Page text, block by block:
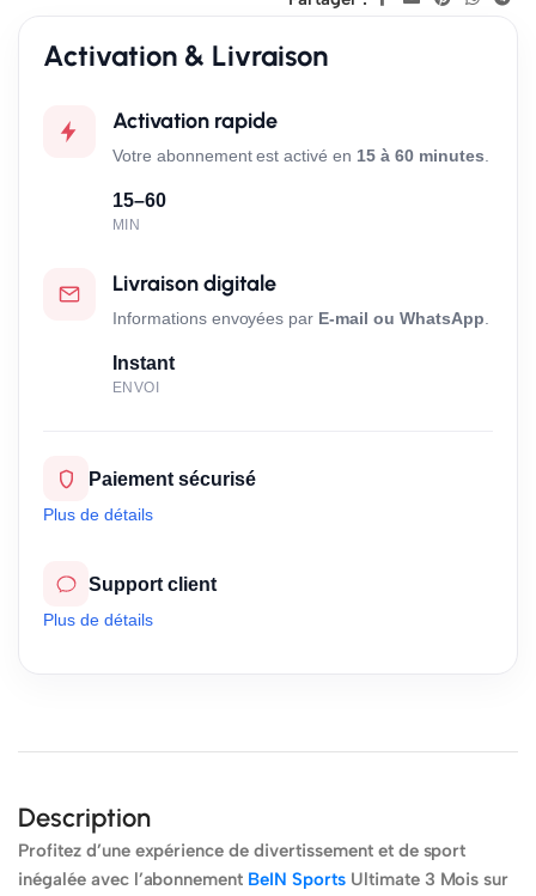
Activation & Livraison
Activation rapide
Votre abonnement est activé en 15 à 60 minutes
15–60
MIN
Livraison digitale
Informations envoyées par E-mail ou WhatsApp
Instant
ENVOI
Paiement sécurisé
Plus de détails
Support client
Plus de détails
Cadeaux
points à chaque
achat
Description
Profitez d’une expérience de divertissement et de sport
inégalée avec l’abonnement BeIN SportsUltimate 3 Mois sur